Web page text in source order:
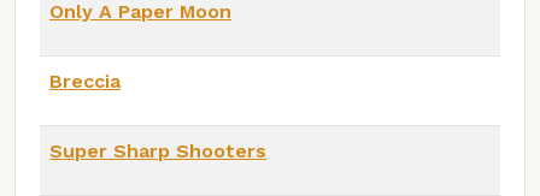
Only A Paper Moon
Breccia
Super Sharp Shooters